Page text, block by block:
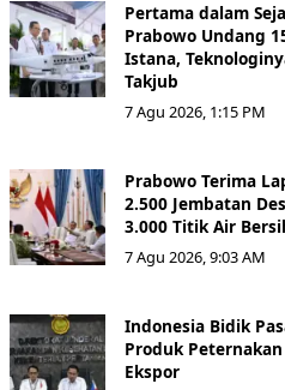
Pertama dalam
Prabowo Undang
Istana,
Takjub
7 Agu 2026, 1:15 PM
Prabowo Terima
2.500 Jembatan
3.000 Titik Air
7 Agu 2026, 9:03 AM
Indonesia Bidik
Produk Peternakan
Ekspor